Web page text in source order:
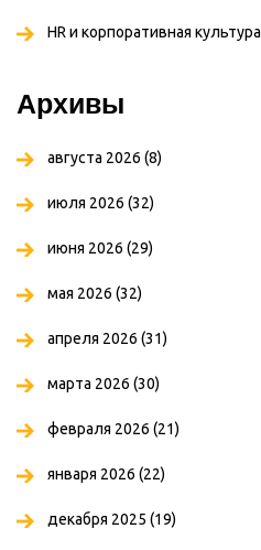
HR и корпоративная культура
Архивы
августа 2026 (8)
июля 2026 (32)
июня 2026 (29)
мая 2026 (32)
апреля 2026 (31)
марта 2026 (30)
февраля 2026 (21)
января 2026 (22)
декабря 2025 (19)